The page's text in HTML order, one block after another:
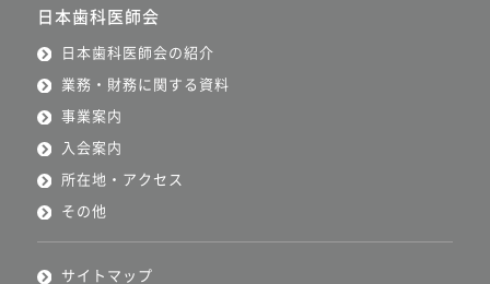
日本歯科医師会
日本歯科医師会の紹介
業務・財務に関する資料
事業案内
入会案内
所在地・アクセス
その他
サイトマップ